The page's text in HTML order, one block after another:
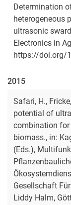
Determination
heterogeneous
ultrasonic
Electronics in
https://doi.org/
2015
Safari, H.,
potential of
combination
biomass., in:
(Eds.),
Gesellschaft
Liddy Halm,